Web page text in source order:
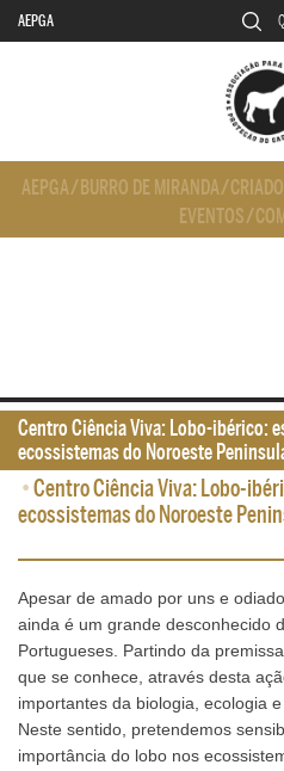
AEPGA
AEPGA/ BURRO DE MIRANDA/
EVENTOS/
•Centro Ciência Viva: Lobo-
ecossistemas do Noroeste
Apesar de amado por uns e
ainda é um grande desconhecido
Portugueses. Partindo da
que se conhece, através desta
importantes da biologia, ecologia
Neste sentido, pretendemos
importância do lobo nos
Centro Ciência Viva: Lobo-ibérico:
ecossistemas do Noroeste